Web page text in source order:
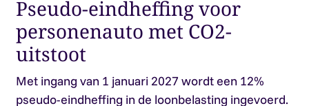
Pseudo-eindheffing voor
personenauto met CO2-
uitstoot
Met ingang van 1 januari 2027 wordt een 12%
pseudo-eindheffing in de loonbelasting ingevoerd.